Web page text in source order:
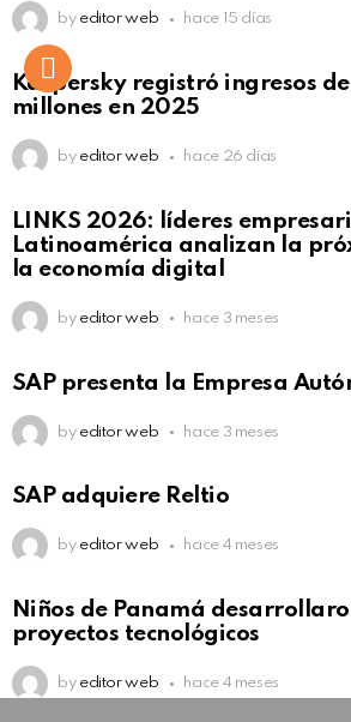
by editor web hace 15 días
Kaspersky registró ingresos
millones en 2025
by editor web hace 26 días
LINKS 2026: líderes
Latinoamérica analizan la
la economía digital
by editor web hace 3 meses
SAP presenta la Empresa
by editor web hace 3 meses
SAP adquiere Reltio
by editor web hace 4 meses
Niños de Panamá
proyectos tecnológicos
by editor web hace 4 meses